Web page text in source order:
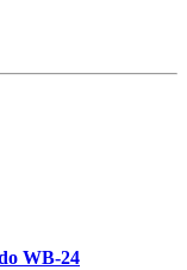
WB-24